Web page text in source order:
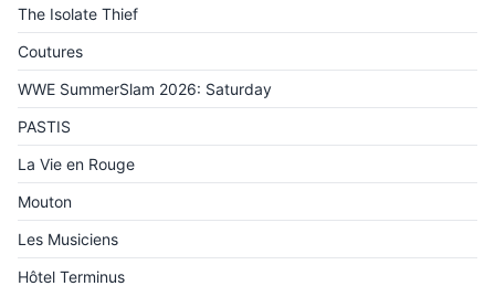
The Isolate Thief
Coutures
WWE SummerSlam 2026: Saturday
PASTIS
La Vie en Rouge
Mouton
Les Musiciens
Hôtel Terminus